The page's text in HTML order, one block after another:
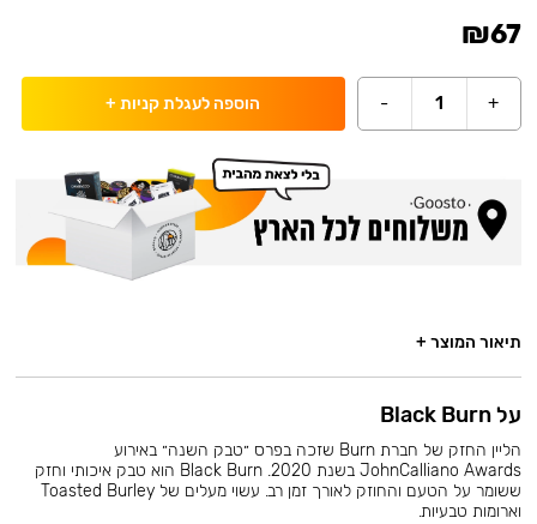
₪67
+
1
- הוספה לעגלת קניות +
תיאור המוצר +
על Black Burn
הליין החזק של חברת Burn שזכה בפרס ״טבק השנה״ באירוע
JohnCalliano Awards בשנת 2020. Black Burn הוא טבק איכותי וחזק
ששומר על הטעם והחוזק לאורך זמן רב. עשוי מעלים של Toasted Burley
וארומות טבעיות.